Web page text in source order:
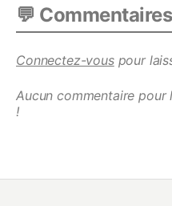
💬
Connectez-vouspour
Aucun commentaire pour
!